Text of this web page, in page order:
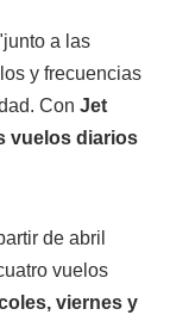
a las
y frecuencias
Con Jet
vuelos diarios
de abril
vuelos
viernes y